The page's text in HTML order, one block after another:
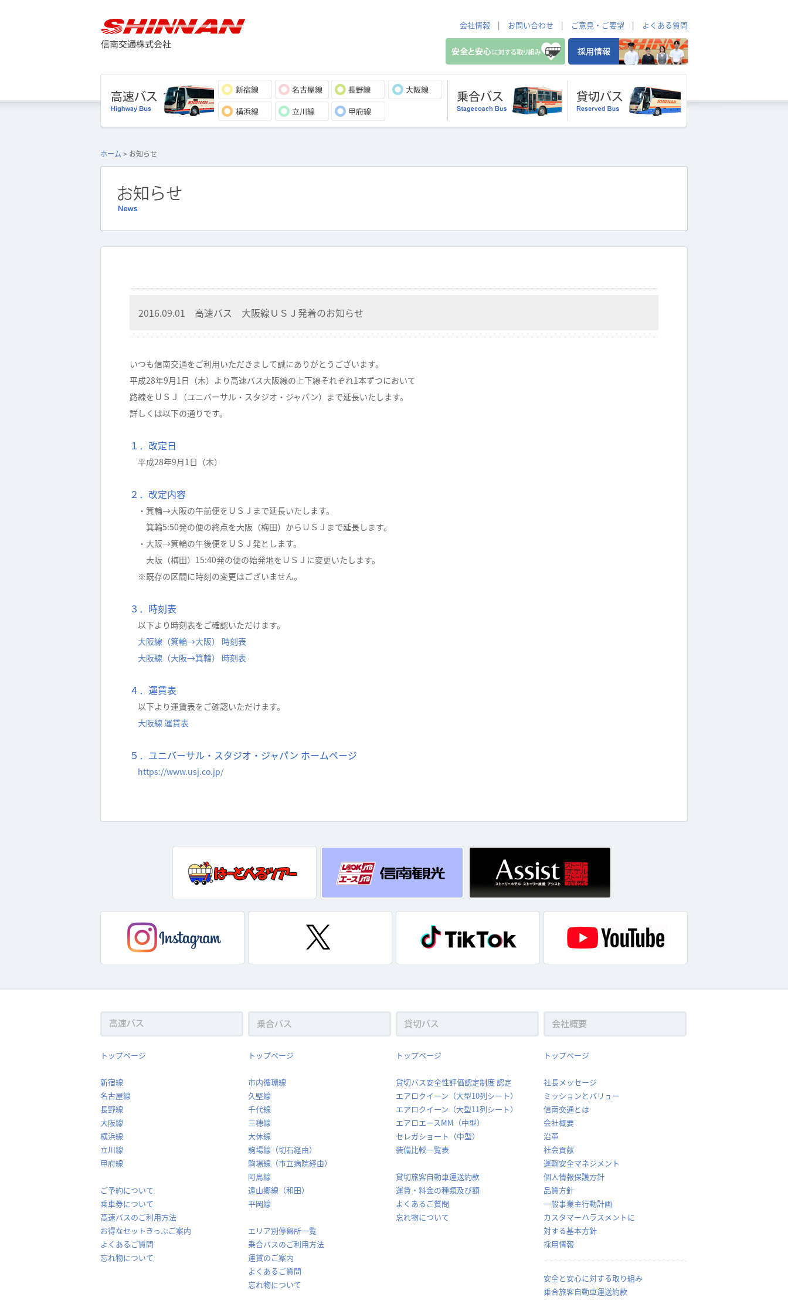
会社情報 | お問い合わせ | ご意見・ご要望 | よくある質問
ホーム > お知らせ
2016.09.01 高速バス 大阪線ＵＳＪ発着のお知らせ
いつも信南交通をご利用いただきまして誠にありがとうございます。
平成28年9月1日（木）より高速バス大阪線の上下線それぞれ1本ずつにおいて
路線をＵＳＪ（ユニバーサル・スタジオ・ジャパン）まで延長いたします。
詳しくは以下の通りです。
１．改定日
平成28年9月1日（木）
２．改定内容
・箕輪→大阪の午前便をＵＳＪまで延長いたします。
箕輪5:50発の便の終点を大阪（梅田）からＵＳＪまで延長します。
・大阪→箕輪の午後便をＵＳＪ発とします。
大阪（梅田）15:40発の便の始発地をＵＳＪに変更いたします。
※既存の区間に時刻の変更はございません。
３．時刻表
以下より時刻表をご確認いただけます。
大阪線（箕輪→大阪） 時刻表
大阪線（大阪→箕輪） 時刻表
４．運賃表
以下より運賃表をご確認いただけます。
大阪線 運賃表
５．ユニバーサル・スタジオ・ジャパン ホームページ
https://www.usj.co.jp/
トップページ
新宿線
名古屋線
長野線
大阪線
横浜線
立川線
甲府線
ご予約について
乗車券について
高速バスのご利用方法
お得なセットきっぷご案内
よくあるご質問
忘れ物について
トップページ
市内循環線
久堅線
千代線
三穂線
大休線
駒場線（切石経由）
駒場線（市立病院経由）
阿島線
遠山郷線（和田）
平岡線
エリア別停留所一覧
乗合バスのご利用方法
運賃のご案内
よくあるご質問
忘れ物について
トップページ
貸切バス安全性評価認定制度 認定
エアロクイーン（大型10列シート）
エアロクイーン（大型11列シート）
エアロエースMM（中型）
セレガショート（中型）
装備比較一覧表
貸切旅客自動車運送約款
運賃・料金の種類及び額
よくあるご質問
忘れ物について
トップページ
社長メッセージ
ミッションとバリュー
信南交通とは
会社概要
沿革
社会貢献
運輸安全マネジメント
個人情報保護方針
品質方針
一般事業主行動計画
カスタマーハラスメントに
対する基本方針
採用情報
安全と安心に対する取り組み
乗合旅客自動車運送約款